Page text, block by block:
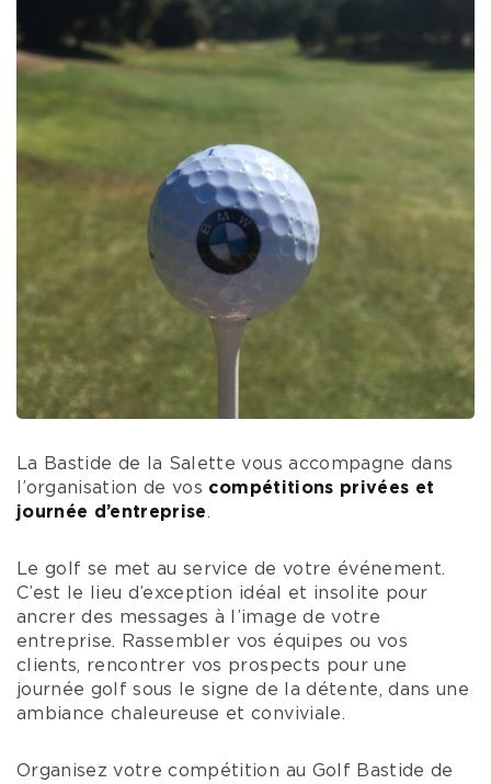
La Bastide de la Salette vous accompagne dans
l’organisation de vos compétitions privées et
journée d’entreprise.
Le golf se met au service de votre événement.
C’est le lieu d’exception idéal et insolite pour
ancrer des messages à l’image de votre
entreprise. Rassembler vos équipes ou vos
clients, rencontrer vos prospects pour une
journée golf sous le signe de la détente, dans une
ambiance chaleureuse et conviviale.
Organisez votre compétition au Golf Bastide de